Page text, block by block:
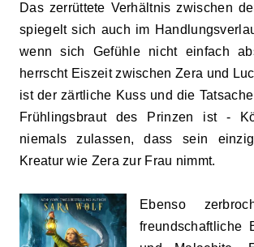
Das zerrüttete Verhältnis zwischen
spiegelt sich auch im
wenn sich Gefühle nicht einfach
herrscht Eiszeit zwischen Zera und
ist der zärtliche Kuss und die
Frühlingsbraut des Prinzen ist -
niemals zulassen, dass sein
Kreatur wie Zera zur Frau nimmt.
Ebenso
freundschaftliche